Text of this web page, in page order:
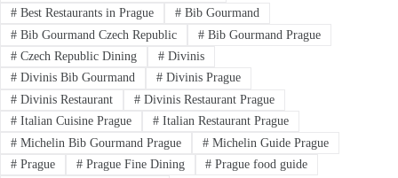
#Best Restaurants in Prague #Bib Gourmand
#Bib Gourmand Czech Republic #Bib Gourmand Prague
#Czech Republic Dining #Divinis
#Divinis Bib Gourmand #Divinis Prague
#Divinis Restaurant #Divinis Restaurant Prague
#Italian Cuisine Prague #Italian Restaurant Prague
#Michelin Bib Gourmand Prague #Michelin Guide Prague
#Prague #Prague Fine Dining # Prague food guide